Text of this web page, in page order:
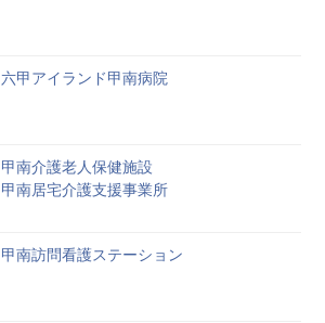
六甲アイランド甲南病院
甲南介護老人保健施設
甲南居宅介護支援事業所
甲南訪問看護ステーション